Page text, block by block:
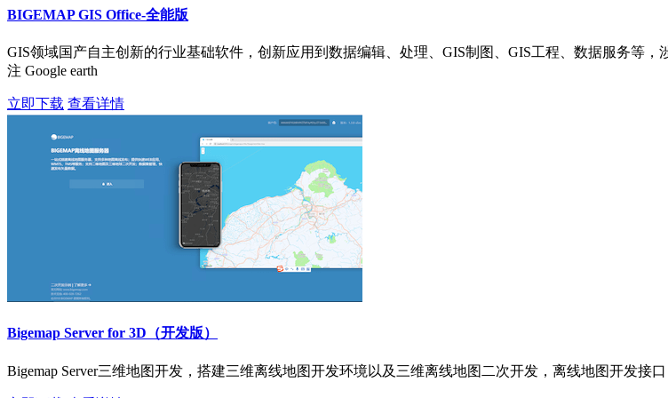
BIGEMAP GIS Office-全能版
GIS领域国产自主创新的行业基础软件，创新应用到数据编辑、处理、GIS制图、GIS工程、数据服务等
注 Google earth
立即下载 查看详情
Bigemap Server for 3D（开发版）
Bigemap Server三维地图开发，搭建三维离线地图开发环境以及三维离线地图二次开发，离线地图开发接